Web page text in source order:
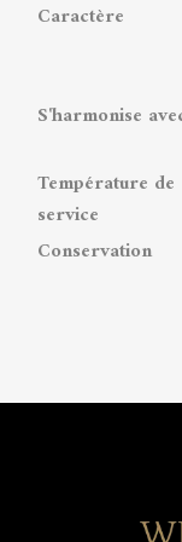
Caractère
S'harmonise
Température de
service
Conservation